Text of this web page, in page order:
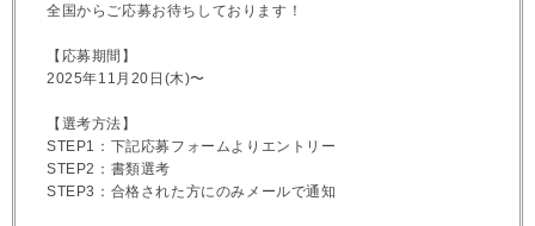
全国からご応募お待ちしております！
【応募期間】
2025年11月20日(木)〜
【選考方法】
STEP1：下記応募フォームよりエントリー
STEP2：書類選考
STEP3：合格された方にのみメールで通知